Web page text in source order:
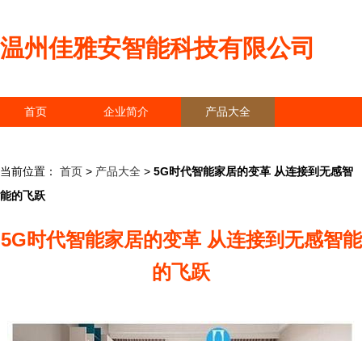
温州佳雅安智能科技有限公司
首页 企业简介 产品大全
当前位置： 首页 > 产品大全 > 5G时代智能家居的变革 从连接到无感智
能的飞跃
5G时代智能家居的变革 从连接到无感智能
的飞跃